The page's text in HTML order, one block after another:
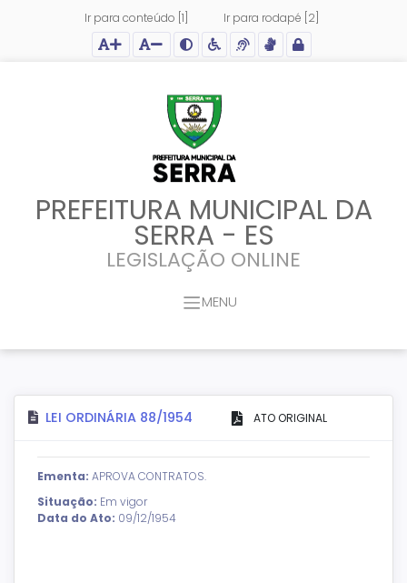
Ir para conteúdo [1] Ir para rodapé [2]
Ação para aumentar tamanho da fonte do site
Ação para diminuir tamanho da fonte do site
Ação para aplicar auto contraste no site
Acessar página sobre acessibilidade do site
Acessar página sobre NVDA - Leitor de Tela
Acessar página sobre VLibras - Tradutor de
Acessar Intranet
PREFEITURA MUNICIPAL DA
SERRA - ES
LEGISLAÇÃO ONLINE
MENU
LEI ORDINÁRIA 88/1954 ATO ORIGINAL
Ementa: APROVA CONTRATOS.
Situação: Em vigor
Data do Ato: 09/12/1954